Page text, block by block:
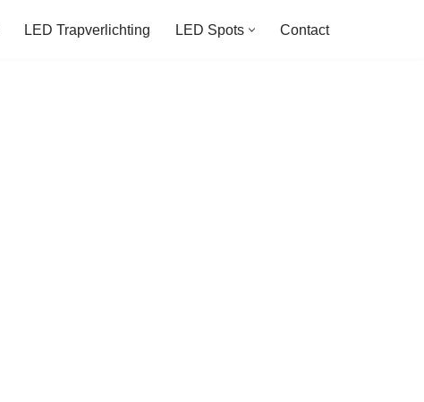
LED Trapverlichting LED Spots Contact